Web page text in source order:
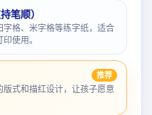
笔顺）
格、米字格等练字纸，适合
使用。
推荐
式和描红设计，让孩子愿意